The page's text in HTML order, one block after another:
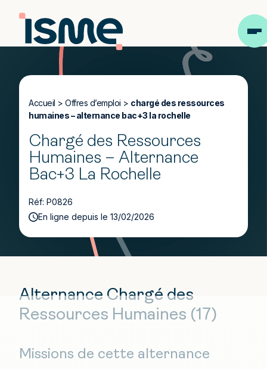
Accueil > Offres d’emploi > chargé des ressources
humaines – alternance bac+3 la rochelle
Chargé des Ressources
Humaines – Alternance
Bac+3 La Rochelle
Réf: P0826
En ligne depuis le 13/02/2026
Alternance Chargé des
Ressources Humaines (17)
Missions de cette alternance